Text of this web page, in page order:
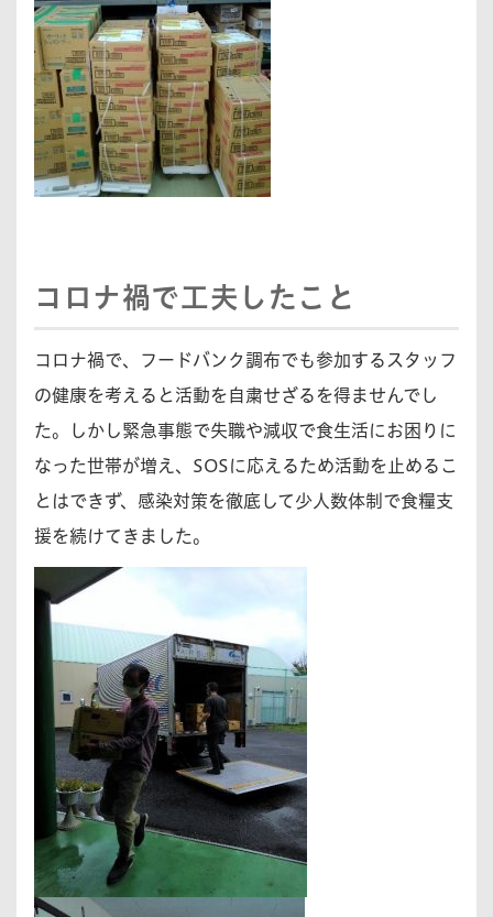
コロナ禍で工夫したこと
コロナ禍で、フードバンク調布でも参加するスタッフ
の健康を考えると活動を自粛せざるを得ませんでし
た。しかし緊急事態で失職や減収で食生活にお困りに
なった世帯が増え、SOSに応えるため活動を止めるこ
とはできず、感染対策を徹底して少人数体制で食糧支
援を続けてきました。